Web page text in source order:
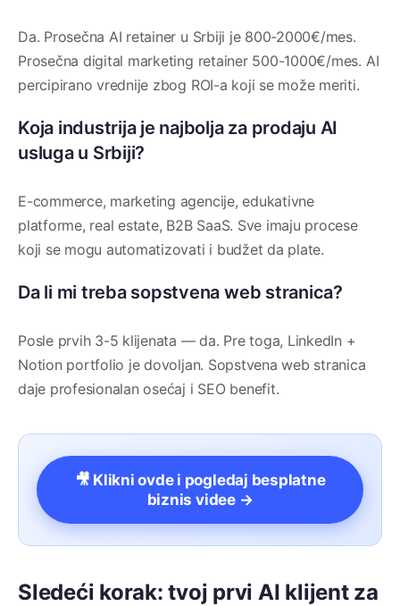
Da. Prosečna AI retainer u Srbiji je 800-2000€/mes.
Prosečna digital marketing retainer 500-1000€/mes. AI
percipirano vrednije zbog ROI-a koji se može meriti.
Koja industrija je najbolja za prodaju AI
usluga u Srbiji?
E-commerce, marketing agencije, edukativne
platforme, real estate, B2B SaaS. Sve imaju procese
koji se mogu automatizovati i budžet da plate.
Da li mi treba sopstvena web stranica?
Posle prvih 3-5 klijenata — da. Pre toga, LinkedIn +
Notion portfolio je dovoljan. Sopstvena web stranica
daje profesionalan osećaj i SEO benefit.
🎥 Klikni ovde i pogledaj besplatne
biznis videe →
Sledeći korak: tvoj prvi AI klijent za